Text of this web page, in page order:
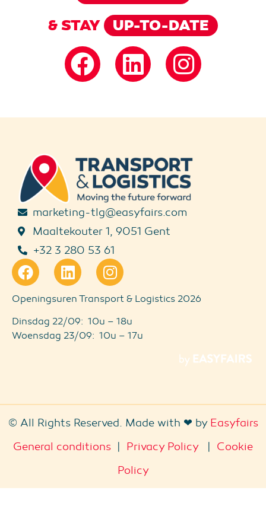
& STAY
UP-TO-DATE
marketing-tlg@easyfairs.com
Maaltekouter 1, 9051 Gent
+32 3 280 53 61
Openingsuren Transport & Logistics 2026
Dinsdag 22/09: 10u – 18u
Woensdag 23/09: 10u – 17u
© All Rights Reserved. Made with ❤ by Easyfairs
General conditions | Privacy Policy| Cookie
Policy